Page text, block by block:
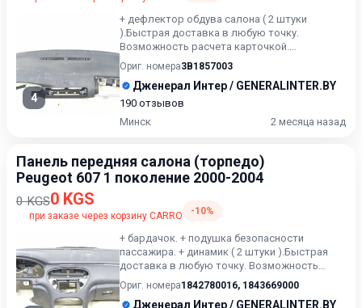
4
+ дефлектор обдува салона ( 2 штуки
).Быстрая доставка в любую точку.
Возможность расчета карточкой.
Рассрочка. Проверка качества. Оставляйт...
Ориг. номера3B1857003
Дженерал Интер / GENERALINTER.BY
190 отзывов
Минск
2 месяца назад
Панель передняя салона (торпедо)
Peugeot 607 1 поколение 2000-2004
0 KGS0 KGS
при заказе через корзину CARRO -10%
+ бардачок. + подушка безопасности
пассажира. + динамик ( 2 штуки ).Быстрая
доставка в любую точку. Возможность
расчета карточкой. Рассрочка...
Ориг. номера1842780016, 1843669000
Дженерал Интер / GENERALINTER.BY